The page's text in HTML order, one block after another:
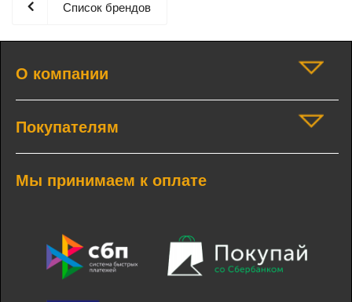
Список брендов
О компании
Покупателям
Мы принимаем к оплате